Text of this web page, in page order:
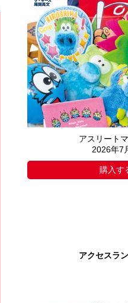
アスリート
2026年7
購入す
アクセスラ